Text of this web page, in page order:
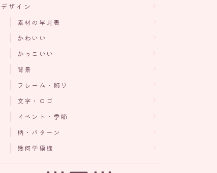
デザイン
素材の早見表
かわいい
かっこいい
背景
フレーム・飾り
文字・ロゴ
イベント・季節
柄・パターン
幾何学模様